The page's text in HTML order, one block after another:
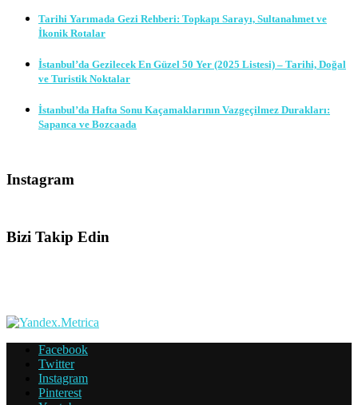
Tarihi Yarımada Gezi Rehberi: Topkapı Sarayı, Sultanahmet ve
İkonik Rotalar
İstanbul’da Gezilecek En Güzel 50 Yer (2025 Listesi) – Tarihi, Doğal
ve Turistik Noktalar
İstanbul’da Hafta Sonu Kaçamaklarının Vazgeçilmez Durakları:
Sapanca ve Bozcaada
Instagram
Bizi Takip Edin
Facebook
Twitter
Instagram
Pinterest